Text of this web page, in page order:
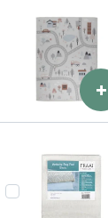
+